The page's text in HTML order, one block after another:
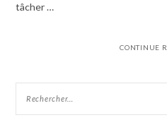
tâcher …
CONTINUE